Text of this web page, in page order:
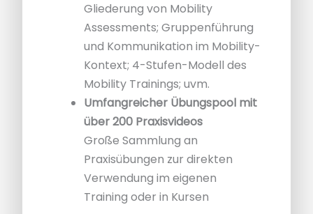
Gliederung von Mobility
Assessments; Gruppenführung
und Kommunikation im Mobility-
Kontext; 4-Stufen-Modell des
Mobility Trainings; uvm.
Umfangreicher Übungspool mit
über 200 Praxisvideos
Große Sammlung an
Praxisübungen zur direkten
Verwendung im eigenen
Training oder in Kursen